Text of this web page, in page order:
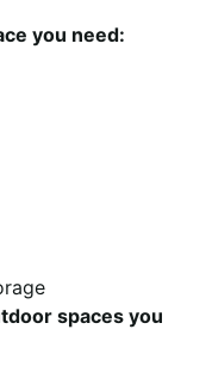
you need:
spaces you